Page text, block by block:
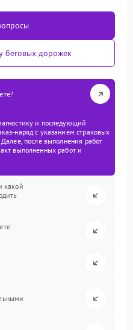
беговых дорожек
и последующий
наряд с указанием страховых
после выполнения работ
выполненных работ и
какой